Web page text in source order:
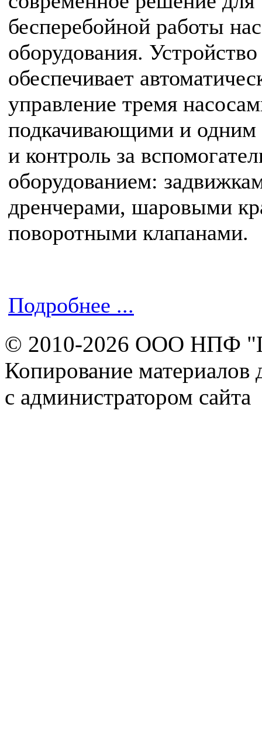
бесперебойной работы
оборудования. Устройство
обеспечивает
управление тремя
подкачивающими и
и контроль за
оборудованием:
дренчерами, шаровыми
поворотными клапанами.
Подробнее ...
© 2010-2026 ООО НПФ
Копирование материалов
с администратором сайта